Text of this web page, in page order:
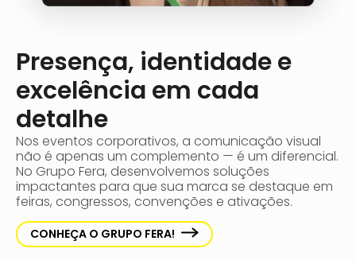
Presença, identidade e
excelência em cada
detalhe
Nos eventos corporativos, a comunicação visual
não é apenas um complemento — é um diferencial.
No Grupo Fera, desenvolvemos soluções
impactantes para que sua marca se destaque em
feiras, congressos, convenções e ativações.
CONHEÇA O GRUPO FERA!